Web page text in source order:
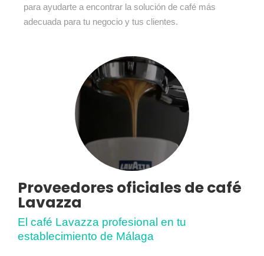
para ayudarte a encontrar la solución de café más
adecuada para tu negocio y tus clientes.
Proveedores oficiales de café
Lavazza
El café Lavazza profesional en tu
establecimiento de Málaga